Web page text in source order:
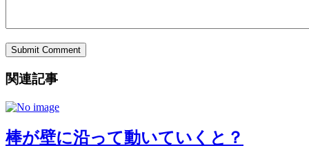
関連記事
棒が壁に沿って動いていくと？